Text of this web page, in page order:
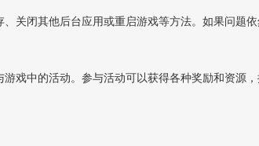
关闭其他后台应用或重启游戏等方法。如果问题
戏中的活动。参与活动可以获得各种奖励和资源